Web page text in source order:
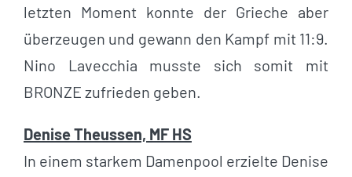
letzten Moment konnte der Grieche aber
überzeugen und gewann den Kampf mit 11:9.
Nino Lavecchia musste sich somit mit
BRONZE zufrieden geben.
Denise Theussen, MF HS
In einem starkem Damenpool erzielte Denise